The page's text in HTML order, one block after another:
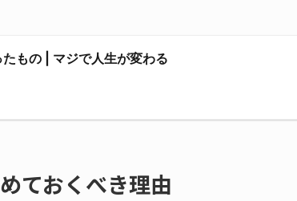
もの | マジで人生が変わる
ておくべき理由